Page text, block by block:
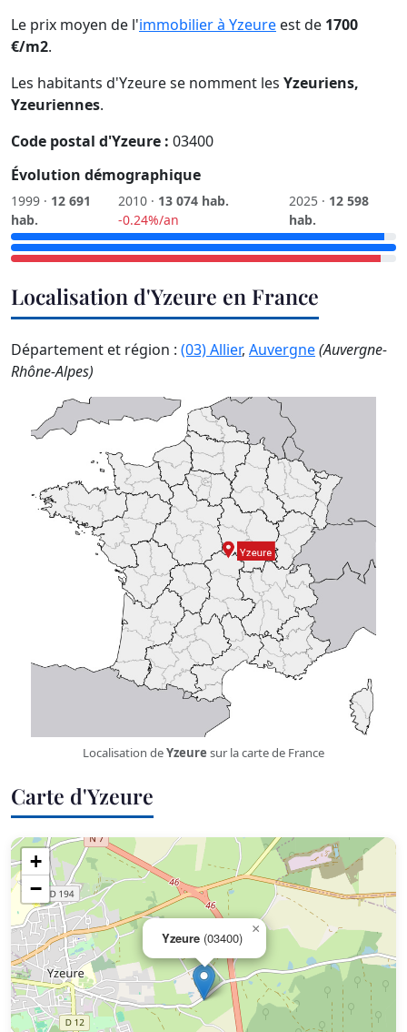
Le prix moyen de l'immobilier à Yzeure est de 1700
€/m2.
Les habitants d'Yzeure se nomment les Yzeuriens,
Yzeuriennes.
Code postal d'Yzeure : 03400
Évolution démographique
1999 · 12 691
hab.
2010 · 13 074 hab.
-0.24%/an
2025 · 12 598
hab.
Localisation d'Yzeure en France
Département et région : (03) Allier, Auvergne(Auvergne-
Rhône-Alpes)
Localisation deYzeuresur la carte de France
Carte d'Yzeure
Yzeure (03400)
×
+
−